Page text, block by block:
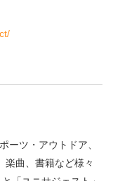
ーツ・アウトドア、
楽曲、書籍など様々